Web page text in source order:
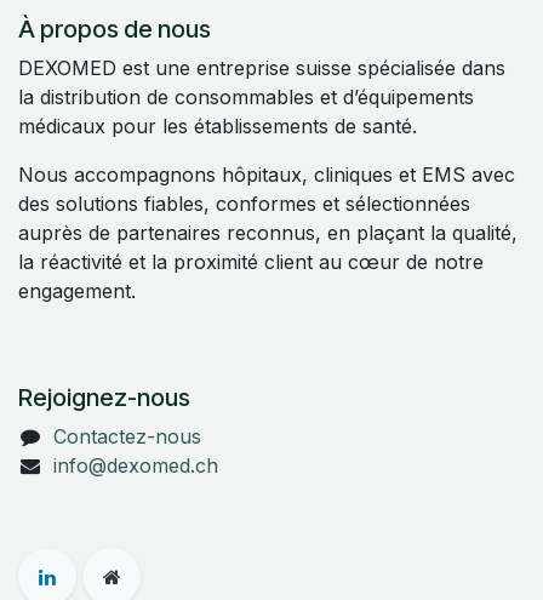
À propos de nous
DEXOMED est une entreprise suisse spécialisée dans
la distribution de consommables et d’équipements
médicaux pour les établissements de santé.
Nous accompagnons hôpitaux, cliniques et EMS avec
des solutions fiables, conformes et sélectionnées
auprès de partenaires reconnus, en plaçant la qualité,
la réactivité et la proximité client au cœur de notre
engagement.
Rejoignez-nous
Contactez-nous
info@dexomed.ch